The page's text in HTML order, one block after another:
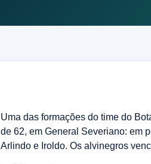
Uma das formações do time do
de 62, em General Severiano: em
Arlindo e Iroldo. Os alvinegros